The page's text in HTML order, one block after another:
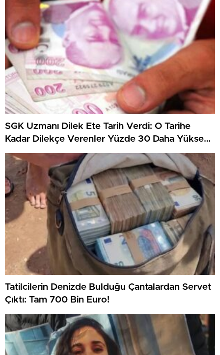
SGK Uzmanı Dilek Ete Tarih Verdi: O Tarihe
Kadar Dilekçe Verenler Yüzde 30 Daha Yüksek
Maaş Alacak!
Tatilcilerin Denizde Bulduğu Çantalardan Servet
Çıktı: Tam 700 Bin Euro!